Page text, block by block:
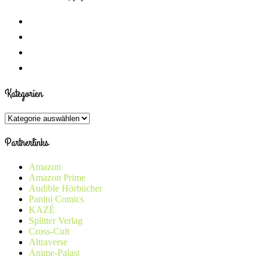
Kategorien
Kategorien
Partnerlinks
Amazon
Amazon Prime
Audible Hörbücher
Panini Comics
KAZÉ
Splitter Verlag
Cross-Cult
Altraverse
Anime-Palast